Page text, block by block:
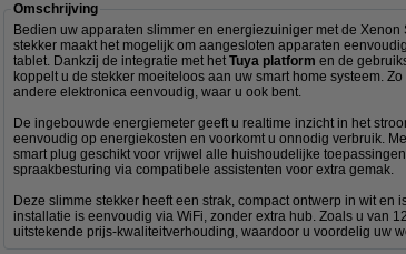
Omschrijving
Bedien uw apparaten slimmer en energiezuiniger met de Xenon
stekker maakt het mogelijk om aangesloten apparaten
tablet. Dankzij de integratie met het Tuya platform en de
koppelt u de stekker moeiteloos aan uw smart home systeem.
andere elektronica eenvoudig, waar u ook bent.
De ingebouwde energiemeter geeft u realtime inzicht in het
eenvoudig op energiekosten en voorkomt u onnodig verbruik.
smart plug geschikt voor vrijwel alle huishoudelijke
spraakbesturing via compatibele assistenten voor extra gemak.
Deze slimme stekker heeft een strak, compact ontwerp in wit en
installatie is eenvoudig via WiFi, zonder extra hub. Zoals u van
uitstekende prijs-kwaliteitverhouding, waardoor u voordelig uw